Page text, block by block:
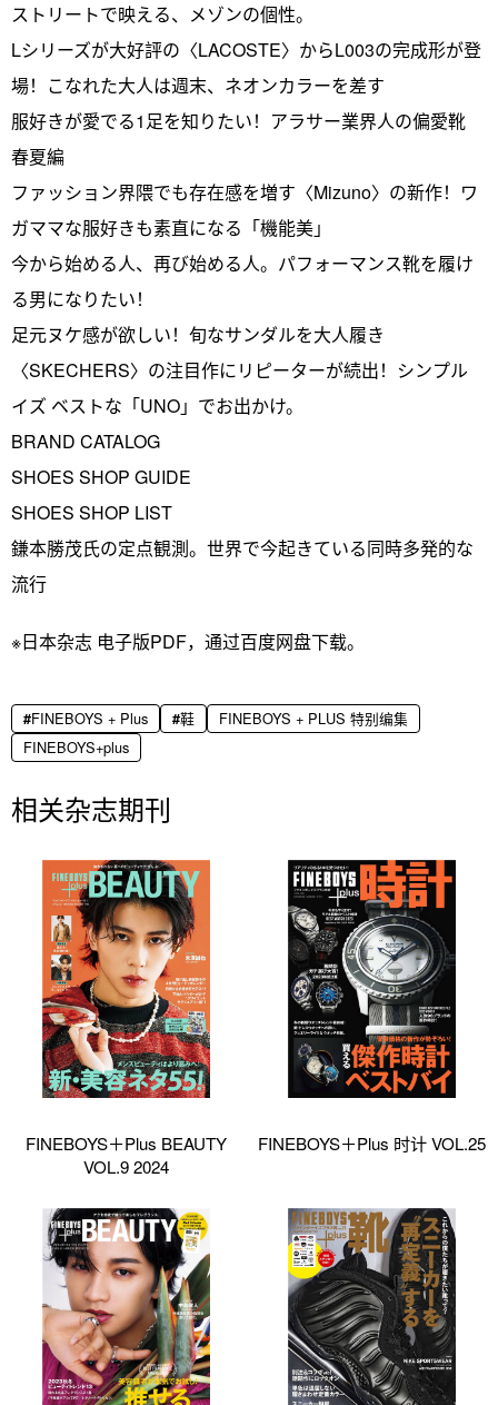
ストリートで映える、メゾンの個性。
Lシリーズが大好評の〈LACOSTE〉からL003の完成形が登
場！こなれた大人は週末、ネオンカラーを差す
服好きが愛でる1足を知りたい！アラサー業界人の偏愛靴
春夏編
ファッション界隈でも存在感を増す〈Mizuno〉の新作！ワ
ガママな服好きも素直になる「機能美」
今から始める人、再び始める人。パフォーマンス靴を履け
る男になりたい！
足元ヌケ感が欲しい！旬なサンダルを大人履き
〈SKECHERS〉の注目作にリピーターが続出！シンプル
イズ ベストな「UNO」でお出かけ。
BRAND CATALOG
SHOES SHOP GUIDE
SHOES SHOP LIST
鎌本勝茂氏の定点観測。世界で今起きている同時多発的な
流行
※日本杂志 电子版PDF，通过百度网盘下载。
FINEBOYS + Plus 鞋
FINEBOYS + PLUS 特别编集
FINEBOYS+plus
相关杂志期刊
FINEBOYS＋Plus BEAUTY
VOL.9 2024
FINEBOYS＋Plus 时计 VOL.25